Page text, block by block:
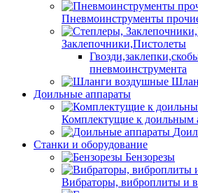
Пневмоинструменты
Заклепочники,Пистолеты
пневмоинструмента
Доильные аппараты
Комплектущие к доильным
Станки и оборудование
Бензорезы
Вибраторы, виброплиты и